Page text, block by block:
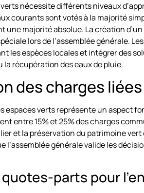
nécessite différents niveaux
courants sont votés à la majorité
une majorité absolue. La création
lors de l’assemblée générale.
les espèces locales et intégrer des
la récupération des eaux de pluie.
des charges
espaces verts représente un aspect
entre 15% et 25% des charges
et la préservation du patrimoine
l’assemblée générale valide les
parts pour